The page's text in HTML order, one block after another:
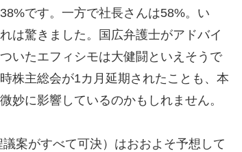
です。一方で社長さんは58%。い
は驚きました。国広弁護士がアドバイ
いたエフィシモは大健闘といえそうで
株主総会が1カ月延期されたことも、本
妙に影響しているのかもしれません。
案がすべて可決）はおおよそ予想して